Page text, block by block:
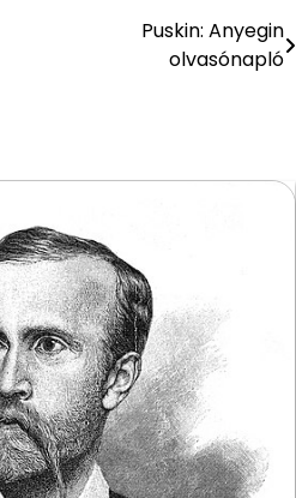
Puskin: Anyegin
olvasónapló